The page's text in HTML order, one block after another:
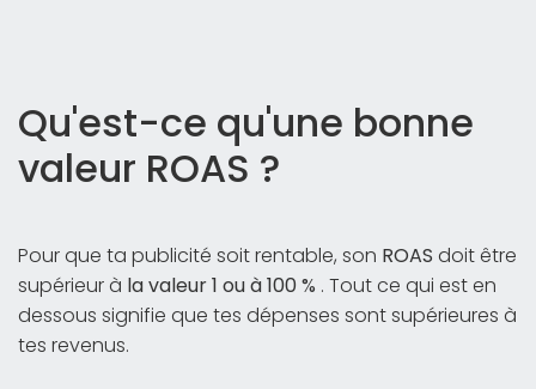
Qu'est-ce qu'une bonne
valeur ROAS ?
Pour que ta publicité soit rentable, son ROAS doit être
supérieur à la valeur 1 ou à 100 % . Tout ce qui est en
dessous signifie que tes dépenses sont supérieures à
tes revenus.